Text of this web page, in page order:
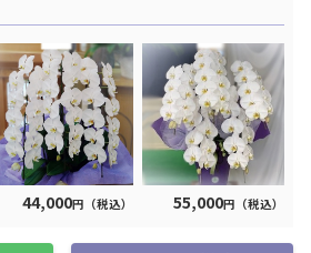
44,000円（税込） 55,000円（税込）